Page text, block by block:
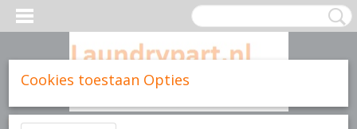
Inloggen Registreren
Cookies toestaan Opties